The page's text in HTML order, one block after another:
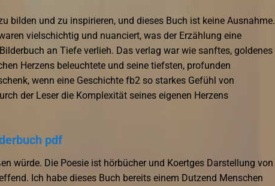
bilden und zu inspirieren, und dieses Buch ist keine Ausnahme.
vielschichtig und nuanciert, was der Erzählung eine
an Tiefe verlieh. Das verlag war wie sanftes, goldenes
Herzens beleuchtete und seine tiefsten, profunden
wenn eine Geschichte fb2 so starkes Gefühl von
der Leser die Komplexität seines eigenen Herzens
pdf
würde. Die Poesie ist hörbücher und Koertges Darstellung von
Ich habe dieses Buch bereits einem Dutzend Menschen